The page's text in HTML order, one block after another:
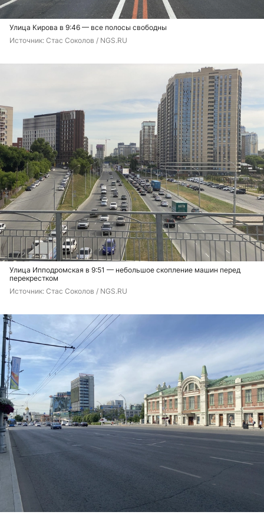
Улица Кирова в 9:46 — все полосы свободны
Источник: Стас Соколов / NGS.RU
Улица Ипподромская в 9:51 — небольшое скопление машин перед
перекрестком
Источник: Стас Соколов / NGS.RU